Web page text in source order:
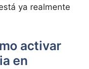
ya realmente
activar
en